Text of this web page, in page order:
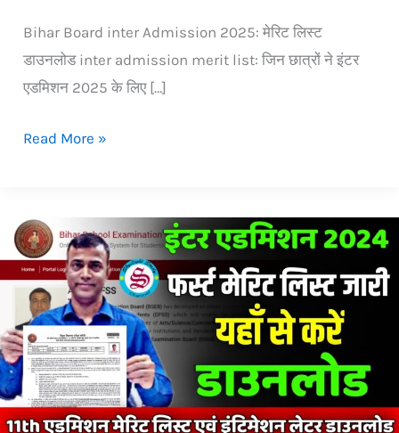
Bihar Board inter Admission 2025: मेरिट लिस्ट
डाउनलोड inter admission merit list: जिन छात्रों ने इंटर
एडमिशन 2025 के लिए […]
Read More »
inter
merit
list
2024
Bihar
Board:
11th
एडमिशन